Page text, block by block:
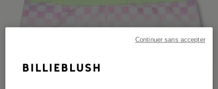
Continuer sans accepter